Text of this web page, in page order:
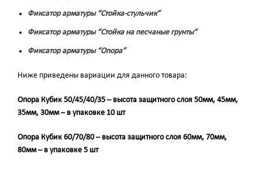
Фиксатор арматуры “Стойка-стульчик”
Фиксатор арматуры “Стойка на песчаные грунты”
Фиксатор арматуры “Опора”
Ниже приведены вариации для данного товара:
Опора Кубик 50/45/40/35 – высота защитного слоя 50мм, 45мм,
35мм, 30мм – в упаковке 10 шт
Опора Кубик 60/70/80 – высота защитного слоя 60мм, 70мм,
80мм – в упаковке 5 шт